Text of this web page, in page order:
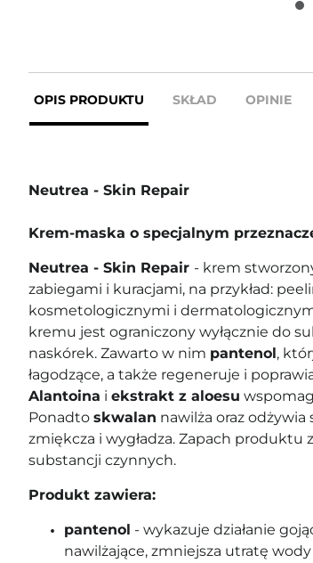
OPIS PRODUKTU SKŁAD OPINIE
Neutrea - Skin Repair
Krem-maska o specjalnym
Neutrea - Skin Repair - krem
zabiegami i kuracjami, na przykład:
kosmetologicznymi i
kremu jest ograniczony wyłącznie do
naskórek. Zawarto w nim pantenol,
łagodzące, a także regeneruje i
Alantoina i ekstrakt z aloesu
Ponadto skwalan nawilża oraz odżywia
zmiękcza i wygładza. Zapach produktu
substancji czynnych.
Produkt zawiera:
pantenol - wykazuje działanie
nawilżające, zmniejsza utratę